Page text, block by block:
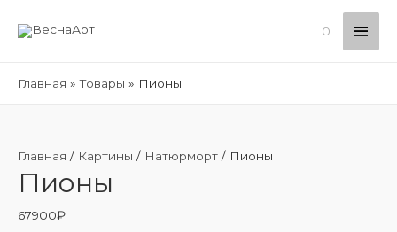
0
Главная Товары Пионы
Главная / Картины / Натюрморт / Пионы
Пионы
67900₽